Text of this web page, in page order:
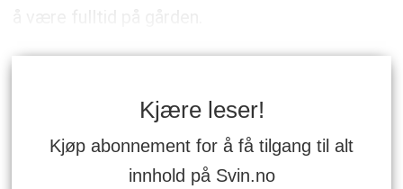
Kjære leser!
Kjøp abonnement for å få tilgang til alt
innhold på Svin.no